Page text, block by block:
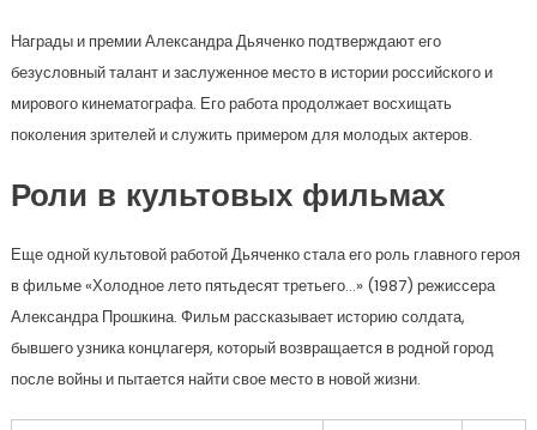
Награды и премии Александра Дьяченко подтверждают его
безусловный талант и заслуженное место в истории российского и
мирового кинематографа. Его работа продолжает восхищать
поколения зрителей и служить примером для молодых актеров.
Роли в культовых фильмах
Еще одной культовой работой Дьяченко стала его роль главного героя
в фильме «Холодное лето пятьдесят третьего…» (1987) режиссера
Александра Прошкина. Фильм рассказывает историю солдата,
бывшего узника концлагеря, который возвращается в родной город
после войны и пытается найти свое место в новой жизни.